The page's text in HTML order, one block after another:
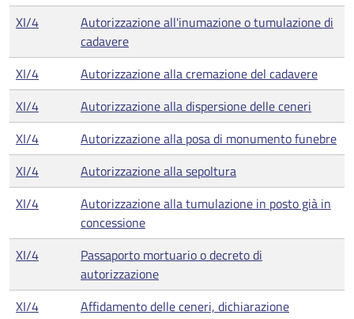
XI/4
Autorizzazione all'inumazione o tumulazione di
cadavere
XI/4
Autorizzazione alla cremazione del cadavere
XI/4
Autorizzazione alla dispersione delle ceneri
XI/4
Autorizzazione alla posa di monumento funebre
XI/4
Autorizzazione alla sepoltura
XI/4
Autorizzazione alla tumulazione in posto già in
concessione
XI/4
Passaporto mortuario o decreto di
autorizzazione
XI/4
Affidamento delle ceneri, dichiarazione